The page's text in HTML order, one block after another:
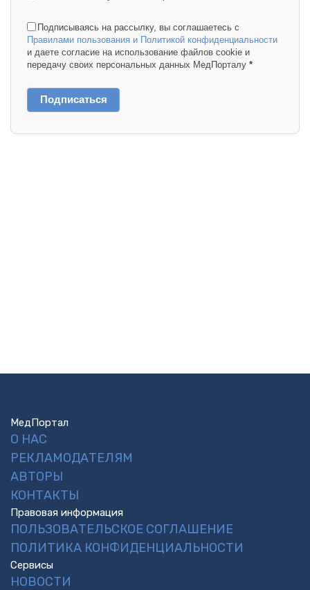
Подписываясь на рассылку, вы соглашаетесь с
Правилами пользования и Политикой конфиденциальности
и даете согласие на использование файлов cookie и
передачу своих персональных данных МедПорталу *
Подписаться
МедПортал
О НАС
РЕКЛАМОДАТЕЛЯМ
АВТОРЫ
КОНТАКТЫ
Правовая информация
ПОЛЬЗОВАТЕЛЬСКОЕ СОГЛАШЕНИЕ
ПОЛИТИКА КОНФИДЕНЦИАЛЬНОСТИ
Сервисы
НОВОСТИ